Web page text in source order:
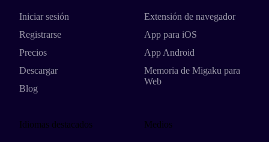
Iniciar sesión
Registrarse
Precios
Descargar
Blog
Extensión de navegador
App para iOS
App Android
Memoria de Migaku para
Web
Idiomas destacados Medios